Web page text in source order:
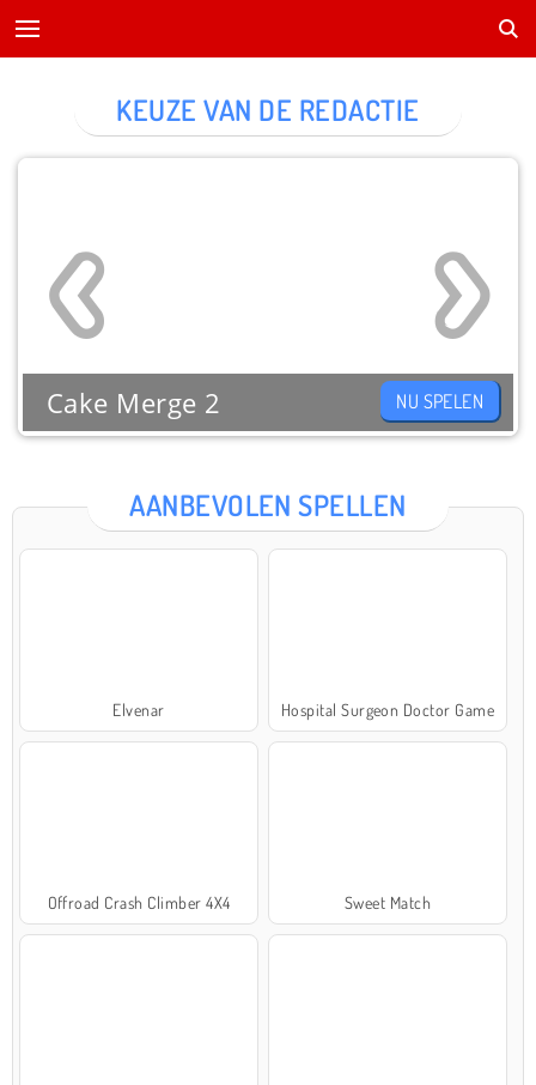
AANBEVOLEN SPELLEN
Elvenar Hospital Surgeon Doctor Game
Offroad Crash Climber 4X4 Sweet Match
KEUZE VAN DE REDACTIE
Cake Merge 2 NU SPELEN